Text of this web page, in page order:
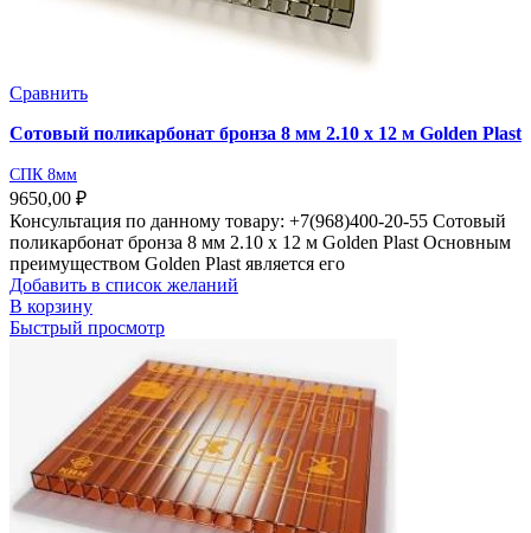
Сравнить
Сотовый поликарбонат бронза 8 мм 2.10 х 12 м Golden Plast
СПК 8мм
9650,00 ₽
Консультация по данному товару: +7(968)400-20-55 Сотовый
поликарбонат бронза 8 мм 2.10 х 12 м Golden Plast Основным
преимуществом Golden Plast является его
Добавить в список желаний
В корзину
Быстрый просмотр